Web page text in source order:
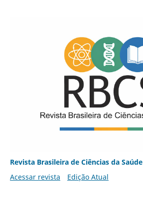
Revista Brasileira de Ciências da Saúde
Acessar revista
Edição Atual